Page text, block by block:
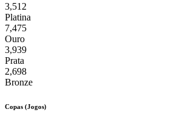
3,512
Platina
7,475
Ouro
3,939
Prata
2,698
Bronze
Copas (Jogos)